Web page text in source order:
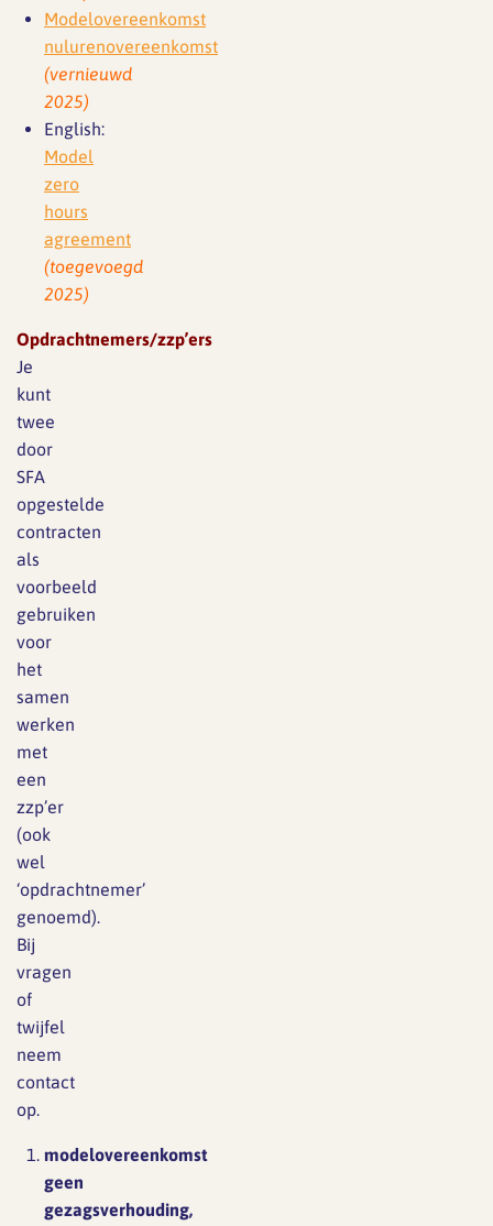
Modelovereenkomst
nulurenovereenkomst
(vernieuwd
2025)
English:
Model
zero
hours
agreement
(toegevoegd
2025)
Opdrachtnemers/zzp’ers
Je
kunt
twee
door
SFA
opgestelde
contracten
als
voorbeeld
gebruiken
voor
het
samen
werken
met
een
zzp’er
(ook
wel
‘opdrachtnemer’
genoemd).
Bij
vragen
of
twijfel
neem
contact
op.
modelovereenkomst
geen
gezagsverhouding,